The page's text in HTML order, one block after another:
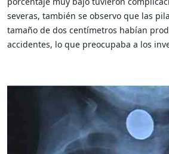
severas, también se observo que las
tamaño de dos centímetros habían
accidentes, lo que preocupaba a los